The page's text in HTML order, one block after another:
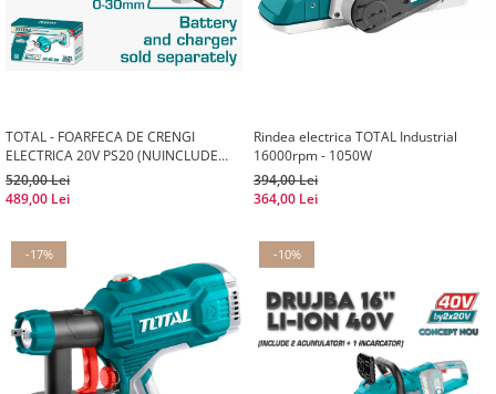
TOTAL - FOARFECA DE CRENGI
ELECTRICA 20V PS20 (NUINCLUDE
ACUMULATOR SI INCARCATOR)
520,00 Lei
489,00 Lei
Rindea electrica TOTAL Industrial
16000rpm - 1050W
394,00 Lei
364,00 Lei
-17% -10%